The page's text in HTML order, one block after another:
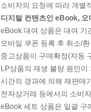
소비자의 요청에 따라 개별
디지털 컨텐츠인 eBook,
eBook 대여 상품은 대여 기
모바일 쿠폰 등록 후 취소/
중고상품이 구매확정(자동
LP상품의 재생 불량 원인
시간의 경과에 의해 재판매
전자상거래 등에서의 소비
eBook 세트 상품은 일괄 구